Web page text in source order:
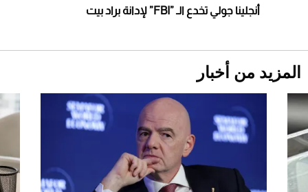
Aston Martin Valiant: على هوى الأبطال
أنجلينا جولي تخدع الـ ”FBI” لإدانة براد بيت
المزيد من أخبار